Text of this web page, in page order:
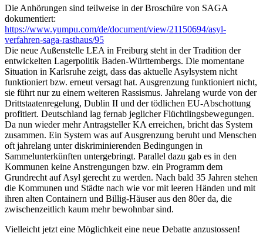
Die Anhörungen sind teilweise in der Broschüre von SAGA
dokumentiert:
https://www.yumpu.com/de/document/view/21150694/asyl-
verfahren-saga-rasthaus/95
Die neue Außenstelle LEA in Freiburg steht in der Tradition der
entwickelten Lagerpolitik Baden-Württembergs. Die momentane
Situation in Karlsruhe zeigt, dass das aktuelle Asylsystem nicht
funktioniert bzw. erneut versagt hat. Ausgrenzung funktioniert nicht,
sie führt nur zu einem weiteren Rassismus. Jahrelang wurde von der
Drittstaatenregelung, Dublin II und der tödlichen EU-Abschottung
profitiert. Deutschland lag fernab jeglicher Flüchtlingsbewegungen.
Da nun wieder mehr Antragsteller KA erreichen, bricht das System
zusammen. Ein System was auf Ausgrenzung beruht und Menschen
oft jahrelang unter diskriminierenden Bedingungen in
Sammelunterkünften untergebringt. Parallel dazu gab es in den
Kommunen keine Anstrengungen bzw. ein Programm dem
Grundrecht auf Asyl gerecht zu werden. Nach bald 35 Jahren stehen
die Kommunen und Städte nach wie vor mit leeren Händen und mit
ihren alten Containern und Billig-Häuser aus den 80er da, die
zwischenzeitlich kaum mehr bewohnbar sind.
Vielleicht jetzt eine Möglichkeit eine neue Debatte anzustossen!